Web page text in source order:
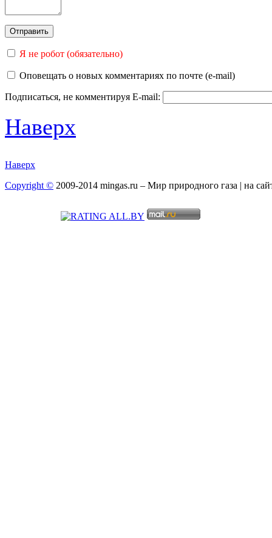
Я не робот (обязательно)
Оповещать о новых комментариях по почте (e-mail)
Подписаться, не комментируя E-mail:
Наверх
Наверх
Copyright © 2009-2014 mingas.ru – Мир природного газа | на